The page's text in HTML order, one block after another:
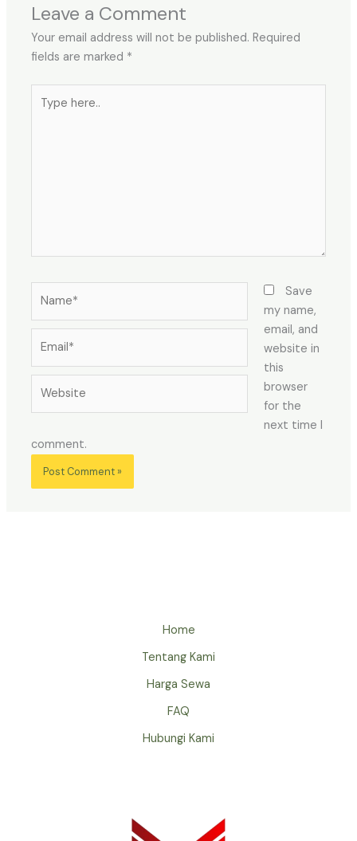
Leave a Comment
Your email address will not be published. Required
fields are marked *
here..
Save
my name,
email, and
website in
this
browser
for the
next time I
comment.
Home
Tentang Kami
Harga Sewa
FAQ
Hubungi Kami